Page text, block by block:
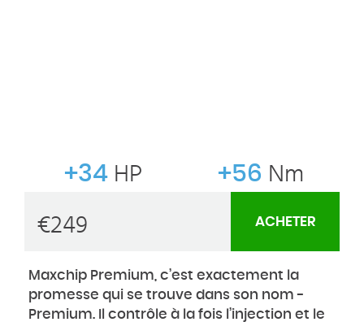
+34 HP +56 Nm
€249 ACHETER
Maxchip Premium, c’est exactement la
promesse qui se trouve dans son nom -
Premium. Il contrôle à la fois l’injection et le